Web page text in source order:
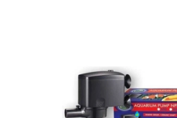
KRMIVÁ A VITAMÍNY